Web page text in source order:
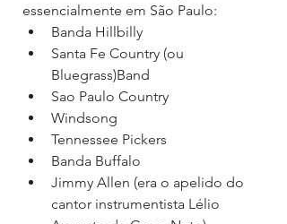
essencialmente em São Paulo:
Banda Hillbilly
Santa Fe Country (ou
Bluegrass)Band
Sao Paulo Country
Windsong
Tennessee Pickers
Banda Buffalo
Jimmy Allen (era o apelido do
cantor instrumentista Lélio